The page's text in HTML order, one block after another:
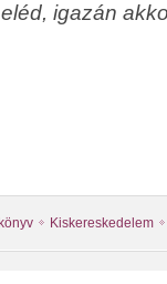
igazán
Kiskereskedelem